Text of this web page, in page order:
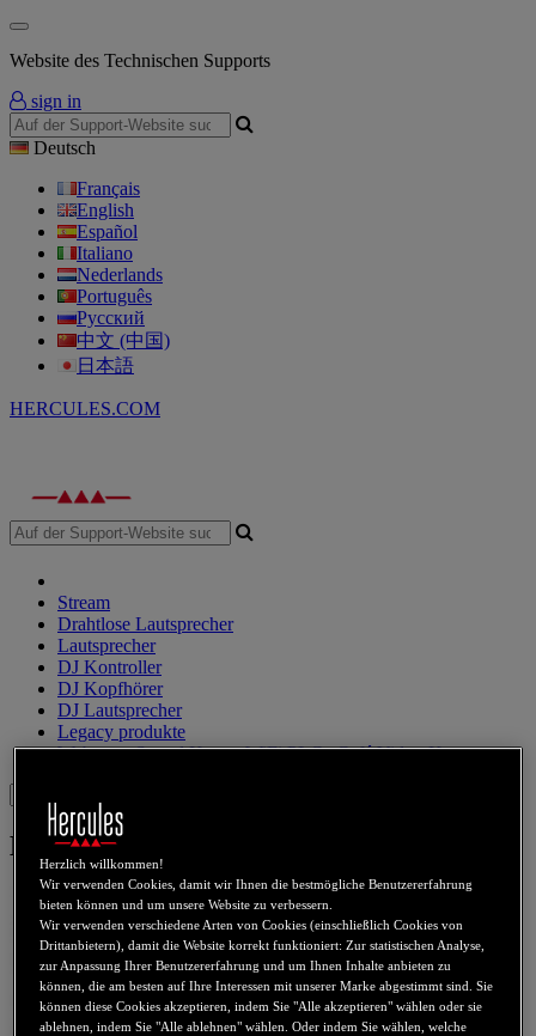
Website des Technischen Supports
sign in
Deutsch
Français
English
Español
Italiano
Nederlands
Português
Русский
中文 (中国)
日本語
HERCULES.COM
Stream
Drahtlose Lautsprecher
Lautsprecher
DJ Kontroller
DJ Kopfhörer
DJ Lautsprecher
Legacy produkte
Webcams Sound Karten WiFi PLC eCafé Video-Karten
Hercules Deluxe Webcam
Herzlich willkommen!
Wir verwenden Cookies, damit wir Ihnen die bestmögliche Benutzererfahrung
bieten können und um unsere Website zu verbessern.
Wir verwenden verschiedene Arten von Cookies (einschließlich Cookies von
Drittanbietern), damit die Website korrekt funktioniert: Zur statistischen Analyse,
zur Anpassung Ihrer Benutzererfahrung und um Ihnen Inhalte anbieten zu
können, die am besten auf Ihre Interessen mit unserer Marke abgestimmt sind. Sie
können diese Cookies akzeptieren, indem Sie "Alle akzeptieren" wählen oder sie
ablehnen, indem Sie "Alle ablehnen" wählen. Oder indem Sie wählen, welche